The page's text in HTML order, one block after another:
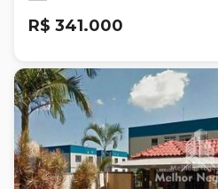
R$ 341.000